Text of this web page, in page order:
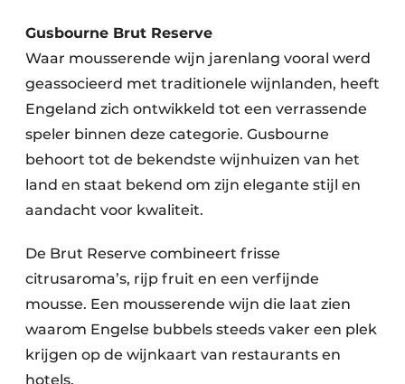
Gusbourne Brut Reserve
Waar mousserende wijn jarenlang vooral werd
geassocieerd met traditionele wijnlanden, heeft
Engeland zich ontwikkeld tot een verrassende
speler binnen deze categorie. Gusbourne
behoort tot de bekendste wijnhuizen van het
land en staat bekend om zijn elegante stijl en
aandacht voor kwaliteit.
De Brut Reserve combineert frisse
citrusaroma’s, rijp fruit en een verfijnde
mousse. Een mousserende wijn die laat zien
waarom Engelse bubbels steeds vaker een plek
krijgen op de wijnkaart van restaurants en
hotels.